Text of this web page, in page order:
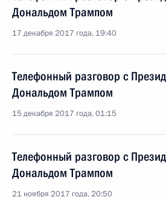
Дональдом Трампом
17 декабря 2017 года, 19:40
Телефонный разговор с
Дональдом Трампом
15 декабря 2017 года, 01:15
Телефонный разговор с
Дональдом Трампом
21 ноября 2017 года, 20:50